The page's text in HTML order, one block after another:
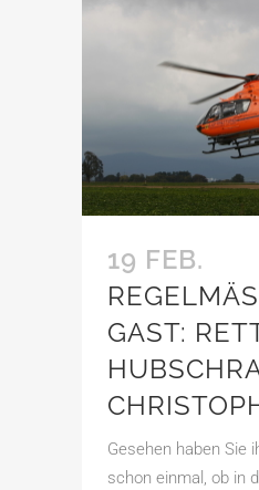
19 FEB.
GAST:
Gesehen haben Sie
schon einmal, ob in